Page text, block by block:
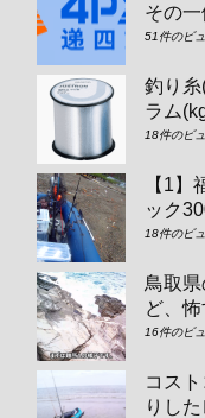
その一
51件のビ
釣り
ラム
18件のビ
【1
ック
18件のビ
鳥取
ど、
16件のビ
コス
りし